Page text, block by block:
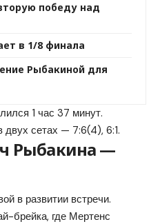
победу над
в 1/8 финала
Рыбакиной для
1 час 37 минут.
двух сетах — 7:6(4), 6:1.
Рыбакина —
в развитии встречи.
брейка, где Мертенс